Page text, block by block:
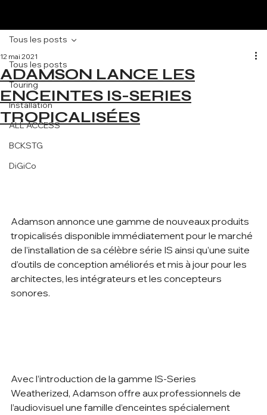
Tous les posts
Touring
Installation
ALL ACCESS
BCKSTG
DiGiCo
Tous les posts
ADAMSON LANCE LES
ENCEINTES IS-SERIES
TROPICALISÉES
12 mai 2021
Adamson annonce une gamme de nouveaux produits
tropicalisés disponible immédiatement pour le marché
de l’installation de sa célèbre série IS ainsi qu’une suite
d’outils de conception améliorés et mis à jour pour les
architectes, les intégrateurs et les concepteurs
sonores.
Avec l’introduction de la gamme IS-Series
Weatherized, Adamson offre aux professionnels de
l’audiovisuel une famille d’enceintes spécialement